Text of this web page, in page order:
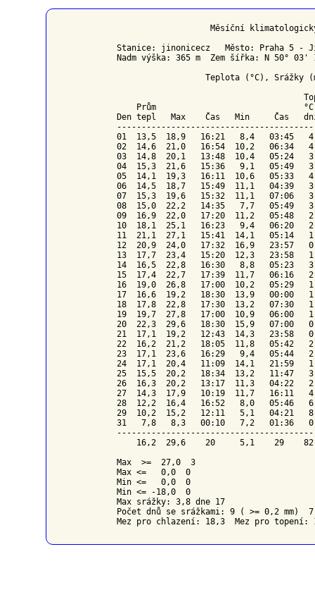
Měsíční
Stanice: jinonicecz   Město: Praha 5 -
Nadm výška: 365 m  Zem šířka: N 50°
Teplota (°C), Srážky
Prům
Den tepl   Max    Čas   Min     Čas
01  13,5  18,9   16:21   8,4   03:45
02  14,6  21,0   16:54  10,2   06:34
03  14,8  20,1   13:48  10,4   05:24
04  15,3  21,6   15:36   9,1   05:49
05  14,1  19,3   16:11  10,6   05:33
06  14,5  18,7   15:49  11,1   04:39
07  15,3  19,6   15:32  11,1   07:06
08  15,0  22,2   14:35   7,7   05:49
09  16,9  22,0   17:20  11,2   05:48
10  18,1  25,1   16:23   9,4   06:20
11  21,1  27,1   15:41  14,1   05:14
12  20,9  24,0   17:32  16,9   23:57
13  17,7  23,4   15:20  12,3   23:58
14  16,5  22,8   16:30   8,8   05:23
15  17,4  22,7   17:39  11,7   06:16
16  19,0  26,8   17:00  10,2   05:29
17  16,6  19,2   18:30  13,9   00:00
18  17,8  22,8   17:30  13,2   07:30
19  19,7  27,8   17:00  10,9   06:00
20  22,3  29,6   18:30  15,9   07:00
21  17,1  19,2   12:43  14,3   23:58
22  16,2  21,2   18:05  11,8   05:42
23  17,1  23,6   16:29   9,4   05:44
24  17,1  20,4   11:09  14,1   21:59
25  15,5  20,2   18:34  13,2   11:47
26  16,3  20,2   13:17  11,3   04:22
27  14,3  17,9   10:19  11,7   16:11
28  12,2  16,4   16:52   8,0   05:46
29  10,2  15,2   12:11   5,1   04:21
31   7,8   8,3   00:10   7,2   01:36
16,2  29,6    20     5,1    29
Max  >=  27,0  3
Max <=   0,0  0
Min <=   0,0  0
Min <= -18,0  0
Max srážky: 3,8 dne 17
Počet dnů se srážkami: 9 ( >= 0,2 mm)